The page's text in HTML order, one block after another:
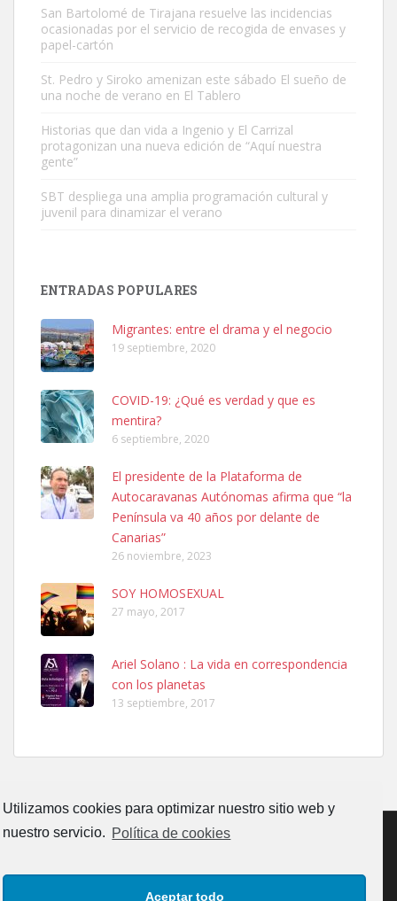
Utilizamos cookies para optimizar nuestro sitio web y
nuestro servicio. Política de cookies
Aceptar todo
Gato manso encontrado
Este gato macho ha aparecido en la calle hace menos de un mes,
es muy manso y extremadamente cari...
Leales.org » Gran Canaria
SHIBA PERDIDO AVDA JOSE MESA Y LOPEZ
PERRO MACHO RAZA SHIBA CON MICROCHIP PERDIDO HOY
06/07/2025 ZONA MESA Y LOPEZ. ES MUY ASUSTADIZO
Leales.org » Gran Canaria
6.7.2025
Ninfa perdida
El día 5 se los perdió una ninfa papillera, asustada tiene miedo a la
calle, se perdió por la zon...
Adopcion
Busco casa de acogida para mi perrita ya que por temas de trabajo
San Bartolomé de Tirajana resuelve las incidencias
ocasionadas por el servicio de recogida de envases y
papel-cartón
St. Pedro y Siroko amenizan este sábado El sueño de
una noche de verano en El Tablero
Historias que dan vida a Ingenio y El Carrizal
protagonizan una nueva edición de “Aquí nuestra
gente”
SBT despliega una amplia programación cultural y
juvenil para dinamizar el verano
ENTRADAS POPULARES
Migrantes: entre el drama y el negocio
19 septiembre, 2020
COVID-19: ¿Qué es verdad y que es
mentira?
6 septiembre, 2020
El presidente de la Plataforma de
Autocaravanas Autónomas afirma que “la
Península va 40 años por delante de
Canarias”
26 noviembre, 2023
SOY HOMOSEXUAL
27 mayo, 2017
Ariel Solano : La vida en correspondencia
con los planetas
13 septiembre, 2017